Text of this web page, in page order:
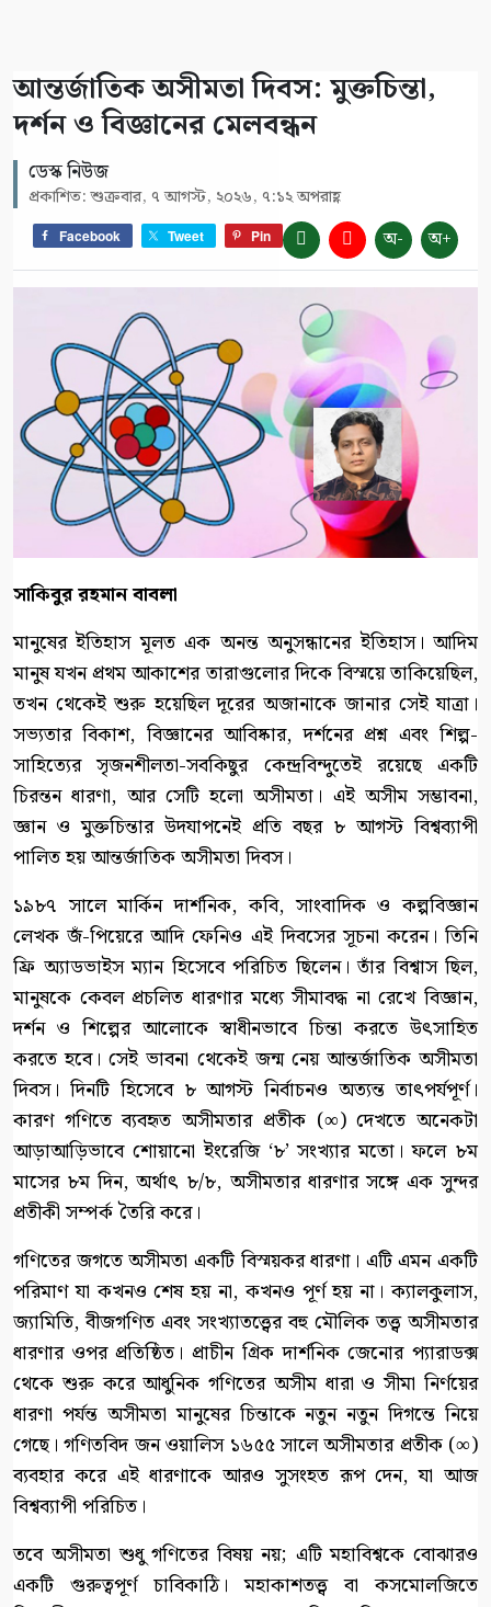
আন্তর্জাতিক অসীমতা দিবস: মুক্তচিন্তা,
দর্শন ও বিজ্ঞানের মেলবন্ধন
ডেস্ক নিউজ
প্রকাশিত: শুক্রবার, ৭ আগস্ট, ২০২৬, ৭:১২ অপরাহ্ণ
Facebook Tweet Pin অ- অ+
সাকিবুর রহমান বাবলা
মানুষের ইতিহাস মূলত এক অনন্ত অনুসন্ধানের ইতিহাস। আদিম
মানুষ যখন প্রথম আকাশের তারাগুলোর দিকে বিস্ময়ে তাকিয়েছিল,
তখন থেকেই শুরু হয়েছিল দূরের অজানাকে জানার সেই যাত্রা।
সভ্যতার বিকাশ, বিজ্ঞানের আবিষ্কার, দর্শনের প্রশ্ন এবং শিল্প-
সাহিত্যের সৃজনশীলতা-সবকিছুর কেন্দ্রবিন্দুতেই রয়েছে একটি
চিরন্তন ধারণা, আর সেটি হলো অসীমতা। এই অসীম সম্ভাবনা,
জ্ঞান ও মুক্তচিন্তার উদযাপনেই প্রতি বছর ৮ আগস্ট বিশ্বব্যাপী
পালিত হয় আন্তর্জাতিক অসীমতা দিবস।
১৯৮৭ সালে মার্কিন দার্শনিক, কবি, সাংবাদিক ও কল্পবিজ্ঞান
লেখক জঁ-পিয়েরে আদি ফেনিও এই দিবসের সূচনা করেন। তিনি
ফ্রি অ্যাডভাইস ম্যান হিসেবে পরিচিত ছিলেন। তাঁর বিশ্বাস ছিল,
মানুষকে কেবল প্রচলিত ধারণার মধ্যে সীমাবদ্ধ না রেখে বিজ্ঞান,
দর্শন ও শিল্পের আলোকে স্বাধীনভাবে চিন্তা করতে উৎসাহিত
করতে হবে। সেই ভাবনা থেকেই জন্ম নেয় আন্তর্জাতিক অসীমতা
দিবস। দিনটি হিসেবে ৮ আগস্ট নির্বাচনও অত্যন্ত তাৎপর্যপূর্ণ।
কারণ গণিতে ব্যবহৃত অসীমতার প্রতীক (∞) দেখতে অনেকটা
আড়াআড়িভাবে শোয়ানো ইংরেজি ‘৮’ সংখ্যার মতো। ফলে ৮ম
মাসের ৮ম দিন, অর্থাৎ ৮/৮, অসীমতার ধারণার সঙ্গে এক সুন্দর
প্রতীকী সম্পর্ক তৈরি করে।
গণিতের জগতে অসীমতা একটি বিস্ময়কর ধারণা। এটি এমন একটি
পরিমাণ যা কখনও শেষ হয় না, কখনও পূর্ণ হয় না। ক্যালকুলাস,
জ্যামিতি, বীজগণিত এবং সংখ্যাতত্ত্বের বহু মৌলিক তত্ত্ব অসীমতার
ধারণার ওপর প্রতিষ্ঠিত। প্রাচীন গ্রিক দার্শনিক জেনোর প্যারাডক্স
থেকে শুরু করে আধুনিক গণিতের অসীম ধারা ও সীমা নির্ণয়ের
ধারণা পর্যন্ত অসীমতা মানুষের চিন্তাকে নতুন নতুন দিগন্তে নিয়ে
গেছে। গণিতবিদ জন ওয়ালিস ১৬৫৫ সালে অসীমতার প্রতীক (∞)
ব্যবহার করে এই ধারণাকে আরও সুসংহত রূপ দেন, যা আজ
বিশ্বব্যাপী পরিচিত।
তবে অসীমতা শুধু গণিতের বিষয় নয়; এটি মহাবিশ্বকে বোঝারও
একটি গুরুত্বপূর্ণ চাবিকাঠি। মহাকাশতত্ত্ব বা কসমোলজিতে